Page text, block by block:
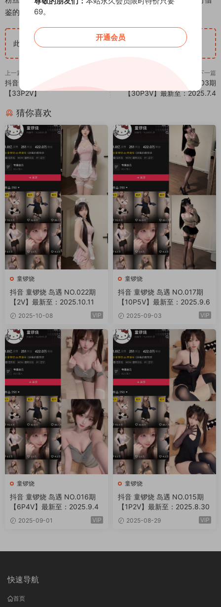
鉴的样本。
此隐藏内容仅限VIP查看 升级VIP
上一篇
抖音 VC 秘语空间 NO.002期
【33P2V】
下一篇
抖音 雪顶 岛遇 NO.003期
【30P3V】最新至：2025.7.4
猜你喜欢
童锣烧
抖音 童锣烧 岛遇 NO.022期
【2V】最新至：2025.10.11
2025-10-08 VIP
童锣烧
抖音 童锣烧 岛遇 NO.017期
【10P5V】最新至：2025.9.6
2025-09-03 VIP
童锣烧
抖音 童锣烧 岛遇 NO.016期
【6P4V】最新至：2025.9.4
2025-09-01 VIP
童锣烧
抖音 童锣烧 岛遇 NO.015期
【1P2V】最新至：2025.8.30
2025-08-29 VIP
快速导航
首页
69。
开通会员